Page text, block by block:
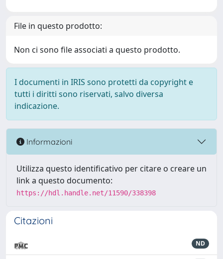
File in questo prodotto:
Non ci sono file associati a questo prodotto.
I documenti in IRIS sono protetti da copyright e
tutti i diritti sono riservati, salvo diversa
indicazione.
Informazioni
Utilizza questo identificativo per citare o creare un
link a questo documento:
https://hdl.handle.net/11590/338398
Citazioni
ND